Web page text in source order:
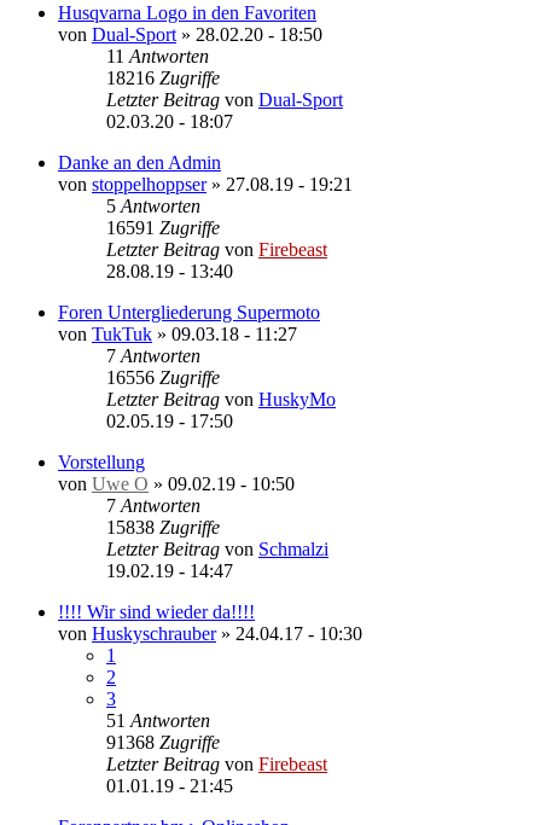
Husqvarna Logo in den Favoriten
von Dual-Sport » 28.02.20 - 18:50
11 Antworten
18216 Zugriffe
Letzter Beitrag von Dual-Sport
02.03.20 - 18:07
Danke an den Admin
von stoppelhoppser» 27.08.19 - 19:21
5 Antworten
16591 Zugriffe
Letzter Beitrag von Firebeast
28.08.19 - 13:40
Foren Untergliederung Supermoto
von TukTuk » 09.03.18 - 11:27
7 Antworten
16556 Zugriffe
Letzter Beitrag von HuskyMo
02.05.19 - 17:50
Vorstellung
von Uwe O » 09.02.19 - 10:50
7 Antworten
15838 Zugriffe
Letzter Beitrag von Schmalzi
19.02.19 - 14:47
!!!! Wir sind wieder da!!!!
von Huskyschrauber» 24.04.17 - 10:30
1
2
3
51 Antworten
91368 Zugriffe
Letzter Beitrag von Firebeast
01.01.19 - 21:45